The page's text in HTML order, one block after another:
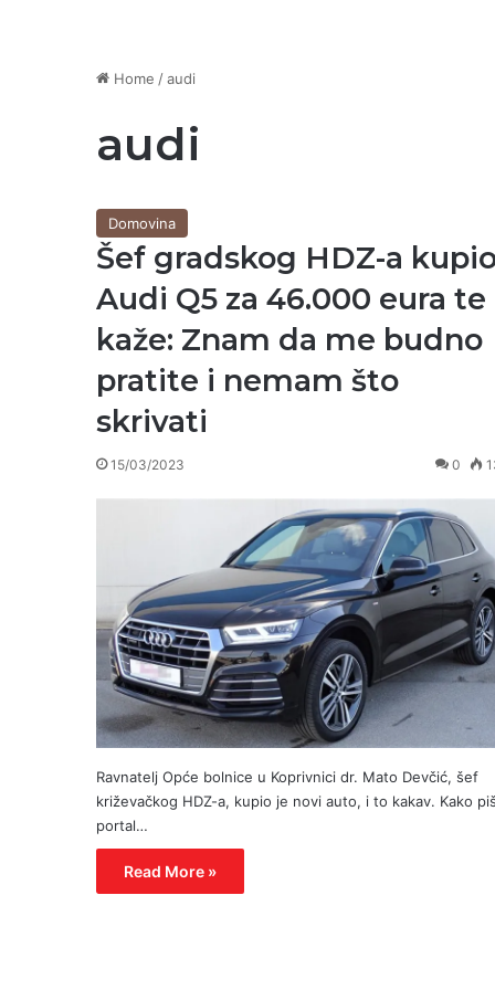
Home /audi
audi
Domovina
Šef gradskog HDZ-a
Audi Q5 za 46.000 eura te
kaže: Znam da me budno
pratite i nemam što
skrivati
15/03/2023 0
Ravnatelj Opće bolnice u Koprivnici dr. Mato Devčić, šef
križevačkog HDZ-a, kupio je novi auto, i to kakav. Kako
portal…
Read More »